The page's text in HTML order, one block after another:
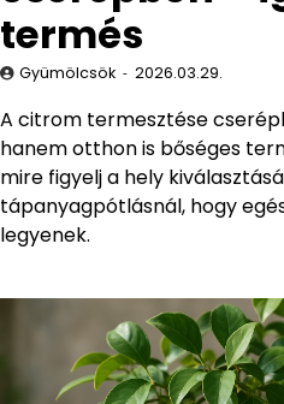
termés
Gyümölcsök 2026.03.29.
A citrom termesztése
hanem otthon is bőséges
mire figyelj a hely
tápanyagpótlásnál, hogy
legyenek.